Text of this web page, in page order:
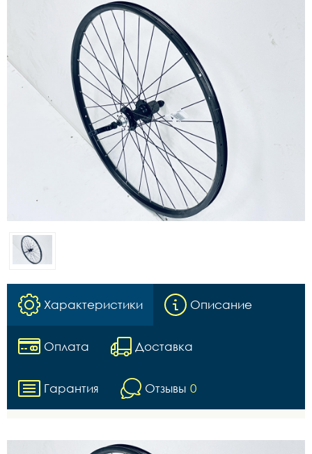
Характеристики Описание
Оплата Доставка
Гарантия Отзывы 0